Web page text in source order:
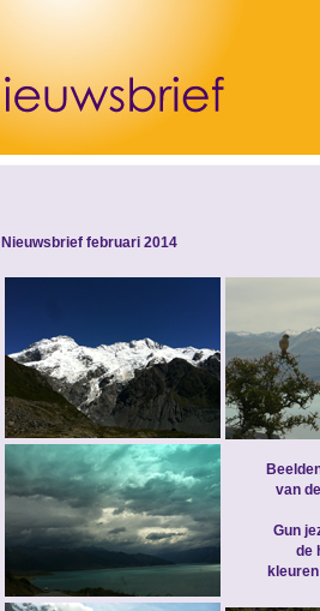
Nieuwsbrief februari 2014
van
Gun
de